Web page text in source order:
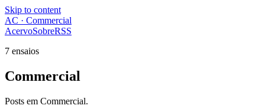
Skip to content
AC · Commercial
AcervoSobreRSS
7 ensaios
Commercial
Posts em Commercial.